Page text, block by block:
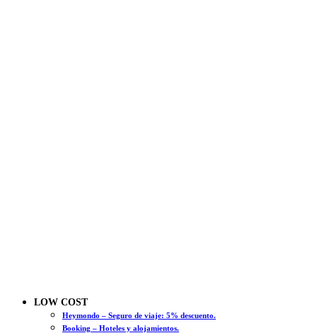
LOW COST
Heymondo – Seguro de viaje: 5% descuento.
Booking – Hoteles y alojamientos.